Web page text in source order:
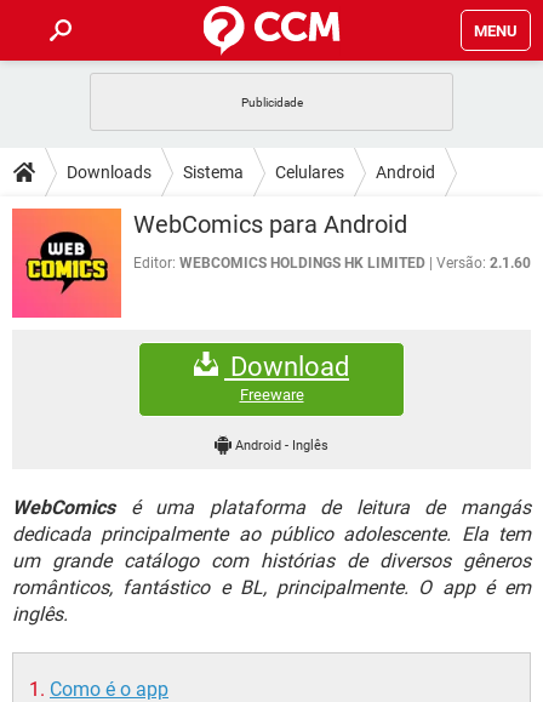
MENU
CELULAR FACEBOOK
EXCEL
INSTAGRAM GMAIL
DICAS
JOGOS WHATSAPP
CELULAR
OUTLOOK
JOGOS WHATSAPP
EXCEL
GMAIL
FÓRUM
FACEBOOK
EXCEL
GMAIL
WHATSAPP
INSTAGRAM GMAIL
GUIA DE COMPRAS
Downloads Sistema Celulares Android
WebComics para Android
Editor: WEBCOMICS HOLDINGS HK LIMITED Versão: 2.1.60
Download
Freeware
Android- Inglês
WebComicsé uma plataforma de leitura de mangás
dedicada principalmente ao público adolescente. Ela tem
um grande catálogo com histórias de diversos gêneros
românticos, fantástico e BL, principalmente. O app é em
inglês.
Como é o app